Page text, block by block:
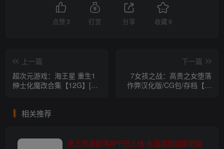
点赞 3 打赏 分享 收藏 9
上一篇
超次元游戏：海王星 重生1
绅士化魔改合集【12G】[3D
下一篇
7女孩之战：高贵之女堕落
作弊汉化版/CG包/存档【全
相关推荐
老王资源部落APP已上线-永远找到回家的路